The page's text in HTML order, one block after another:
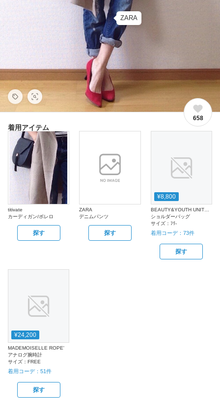
ZARA
658
着用アイテム
titivate
カーディガン/ボレロ
探す
ZARA
デニムパンツ
探す
¥8,800
BEAUTY&YOUTH UNITED ARROWS
ショルダーバッグ
サイズ： ﾌﾘ-
着用コーデ： 73件
探す
¥24,200
MADEMOISELLE ROPE'
アナログ腕時計
サイズ： FREE
着用コーデ： 51件
探す